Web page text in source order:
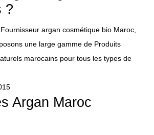
?
Argan Maroc